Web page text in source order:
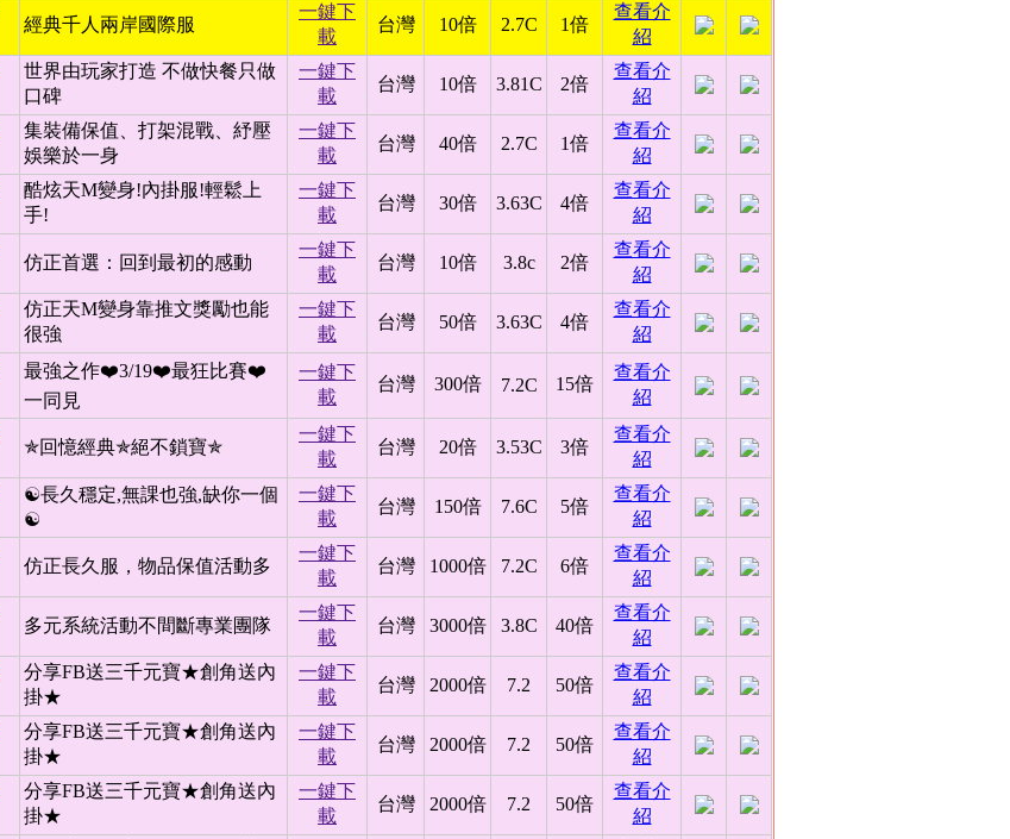
經典千人兩岸國際服
一鍵下
載
台灣 10倍 2.7C 1倍
查看介
紹
世界由玩家打造 不做快餐只做
口碑
一鍵下
載
台灣 10倍 3.81C 2倍
查看介
紹
集裝備保值、打架混戰、紓壓
娛樂於一身
一鍵下
載
台灣 40倍 2.7C 1倍
查看介
紹
酷炫天M變身!內掛服!輕鬆上
手!
一鍵下
載
台灣 30倍 3.63C 4倍
查看介
紹
仿正首選：回到最初的感動
一鍵下
載
台灣 10倍 3.8c 2倍
查看介
紹
仿正天M變身靠推文獎勵也能
很強
一鍵下
載
台灣 50倍 3.63C 4倍
查看介
紹
最強之作❤️3/19❤️最狂比賽❤️
一同見
一鍵下
載
台灣 300倍 7.2C 15倍
查看介
紹
✯回憶經典✯絕不鎖寶✯
一鍵下
載
台灣 20倍 3.53C 3倍
查看介
紹
☯長久穩定,無課也強,缺你一個
☯
一鍵下
載
台灣 150倍 7.6C 5倍
查看介
紹
仿正長久服，物品保值活動多
一鍵下
載
台灣 1000倍 7.2C 6倍
查看介
紹
多元系統活動不間斷專業團隊
一鍵下
載
台灣 3000倍 3.8C 40倍
查看介
紹
分享FB送三千元寶★創角送內
掛★
一鍵下
載
台灣 2000倍 7.2 50倍
查看介
紹
分享FB送三千元寶★創角送內
掛★
一鍵下
載
台灣 2000倍 7.2 50倍
查看介
紹
分享FB送三千元寶★創角送內
掛★
一鍵下
載
台灣 2000倍 7.2 50倍
查看介
紹